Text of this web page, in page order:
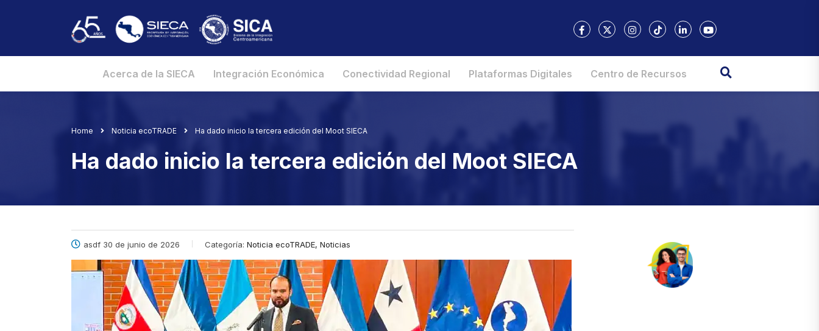
Acerca de la SIECA Integración Económica Conectividad Regional Plataformas Digitales Centro de Recursos
Home Noticia ecoTRADE Ha dado inicio la tercera edición del Moot SIECA
Ha dado inicio la tercera edición del Moot SIECA
asdf 30 de junio de 2026 Categoría: Noticia ecoTRADE, Noticias